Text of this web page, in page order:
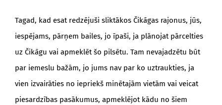
Tagad, kad esat redzējuši sliktākos Čikāgas rajonus, jūs,
iespējams, pārņem bailes, jo īpaši, ja plānojat pārcelties
uz Čikāgu vai apmeklēt šo pilsētu. Tam nevajadzētu būt
par iemeslu bažām, jo jums nav par ko uztraukties, ja
vien izvairāties no iepriekš minētajām vietām vai veicat
piesardzības pasākumus, apmeklējot kādu no šiem